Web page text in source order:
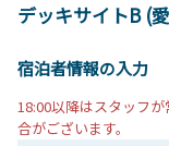
デッキサイトB (
宿泊者情報の入力
18:00以降はスタッフ
合がございます。